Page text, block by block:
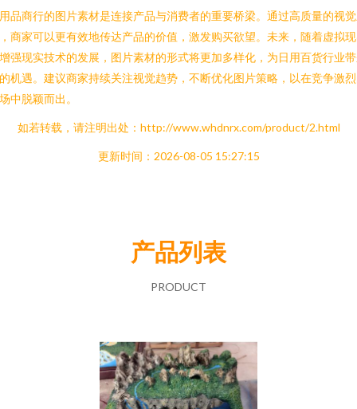
品商行的图片素材是连接产品与消费者的重要桥梁。通过高质量的视
商家可以更有效地传达产品的价值，激发购买欲望。未来，随着虚拟
强现实技术的发展，图片素材的形式将更加多样化，为日用百货行业
机遇。建议商家持续关注视觉趋势，不断优化图片策略，以在竞争激
中脱颖而出。
如若转载，请注明出处：http://www.whdnrx.com/product/2.html
更新时间：2026-08-05 15:27:15
产品列表
PRODUCT